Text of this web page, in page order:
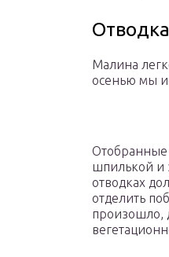
Малина
осенью мы
Отобранные
шпилькой и
отводках
отделить
произошло,